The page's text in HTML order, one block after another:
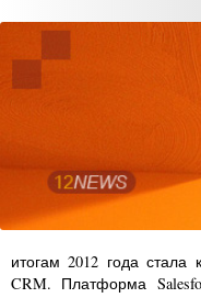
итогам 2012 года
CRM. Платформа